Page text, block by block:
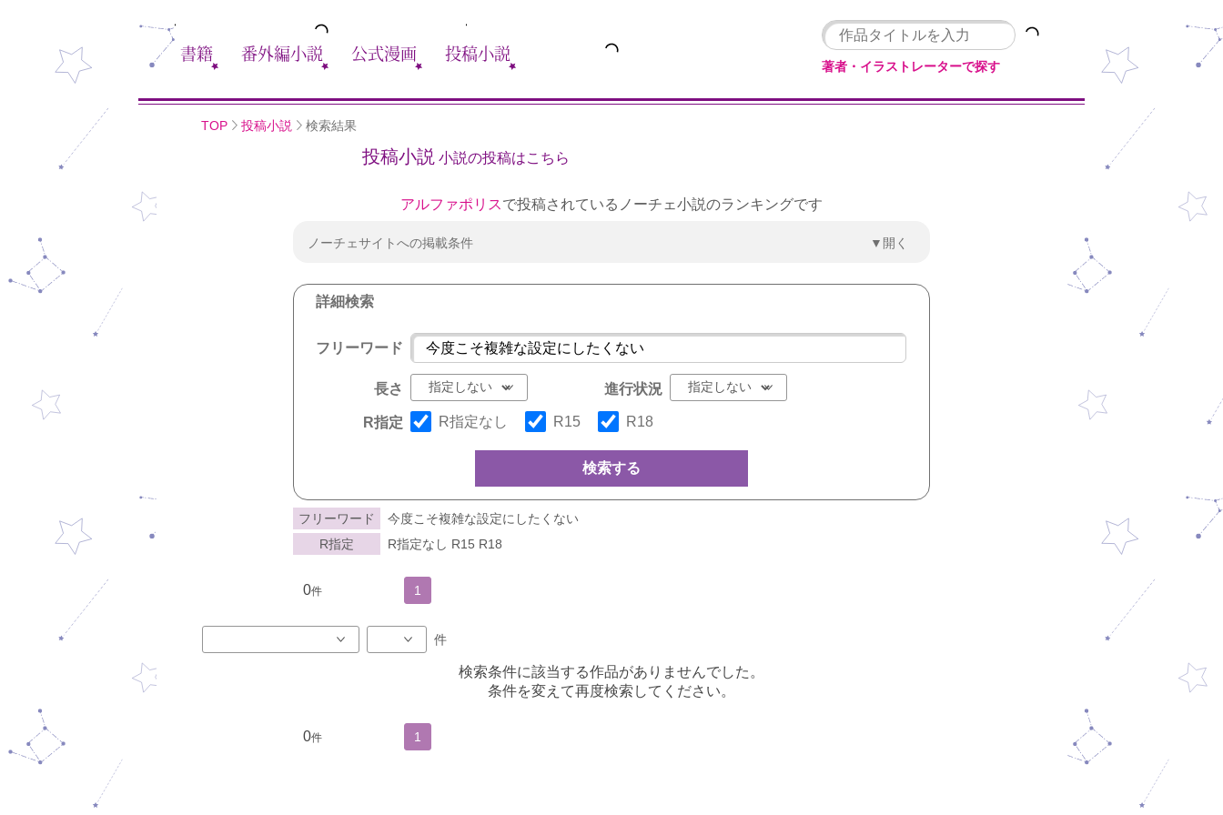
書籍 番外編小説 公式漫画 投稿小説
著者・イラストレーターで探す
TOP 投稿小説 検索結果
投稿小説 小説の投稿はこちら
アルファポリスで投稿されているノーチェ小説のランキングです
ノーチェサイトへの掲載条件 ▼開く
詳細検索
フリーワード
長さ 進行状況
R指定 R指定なし R15 R18
検索する
フリーワード
今度こそ複雑な設定にしたくない
R指定
R指定なし R15 R18
0件 1
件
検索条件に該当する作品がありませんでした。
条件を変えて再度検索してください。
0件 1